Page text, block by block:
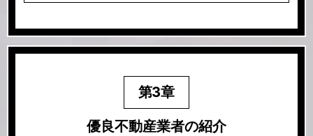
第3章
優良不動産業者の紹介